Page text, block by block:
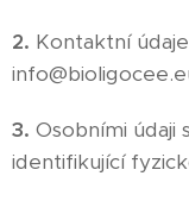
2. Kontaktní
3. Osobními údaji
identifikující